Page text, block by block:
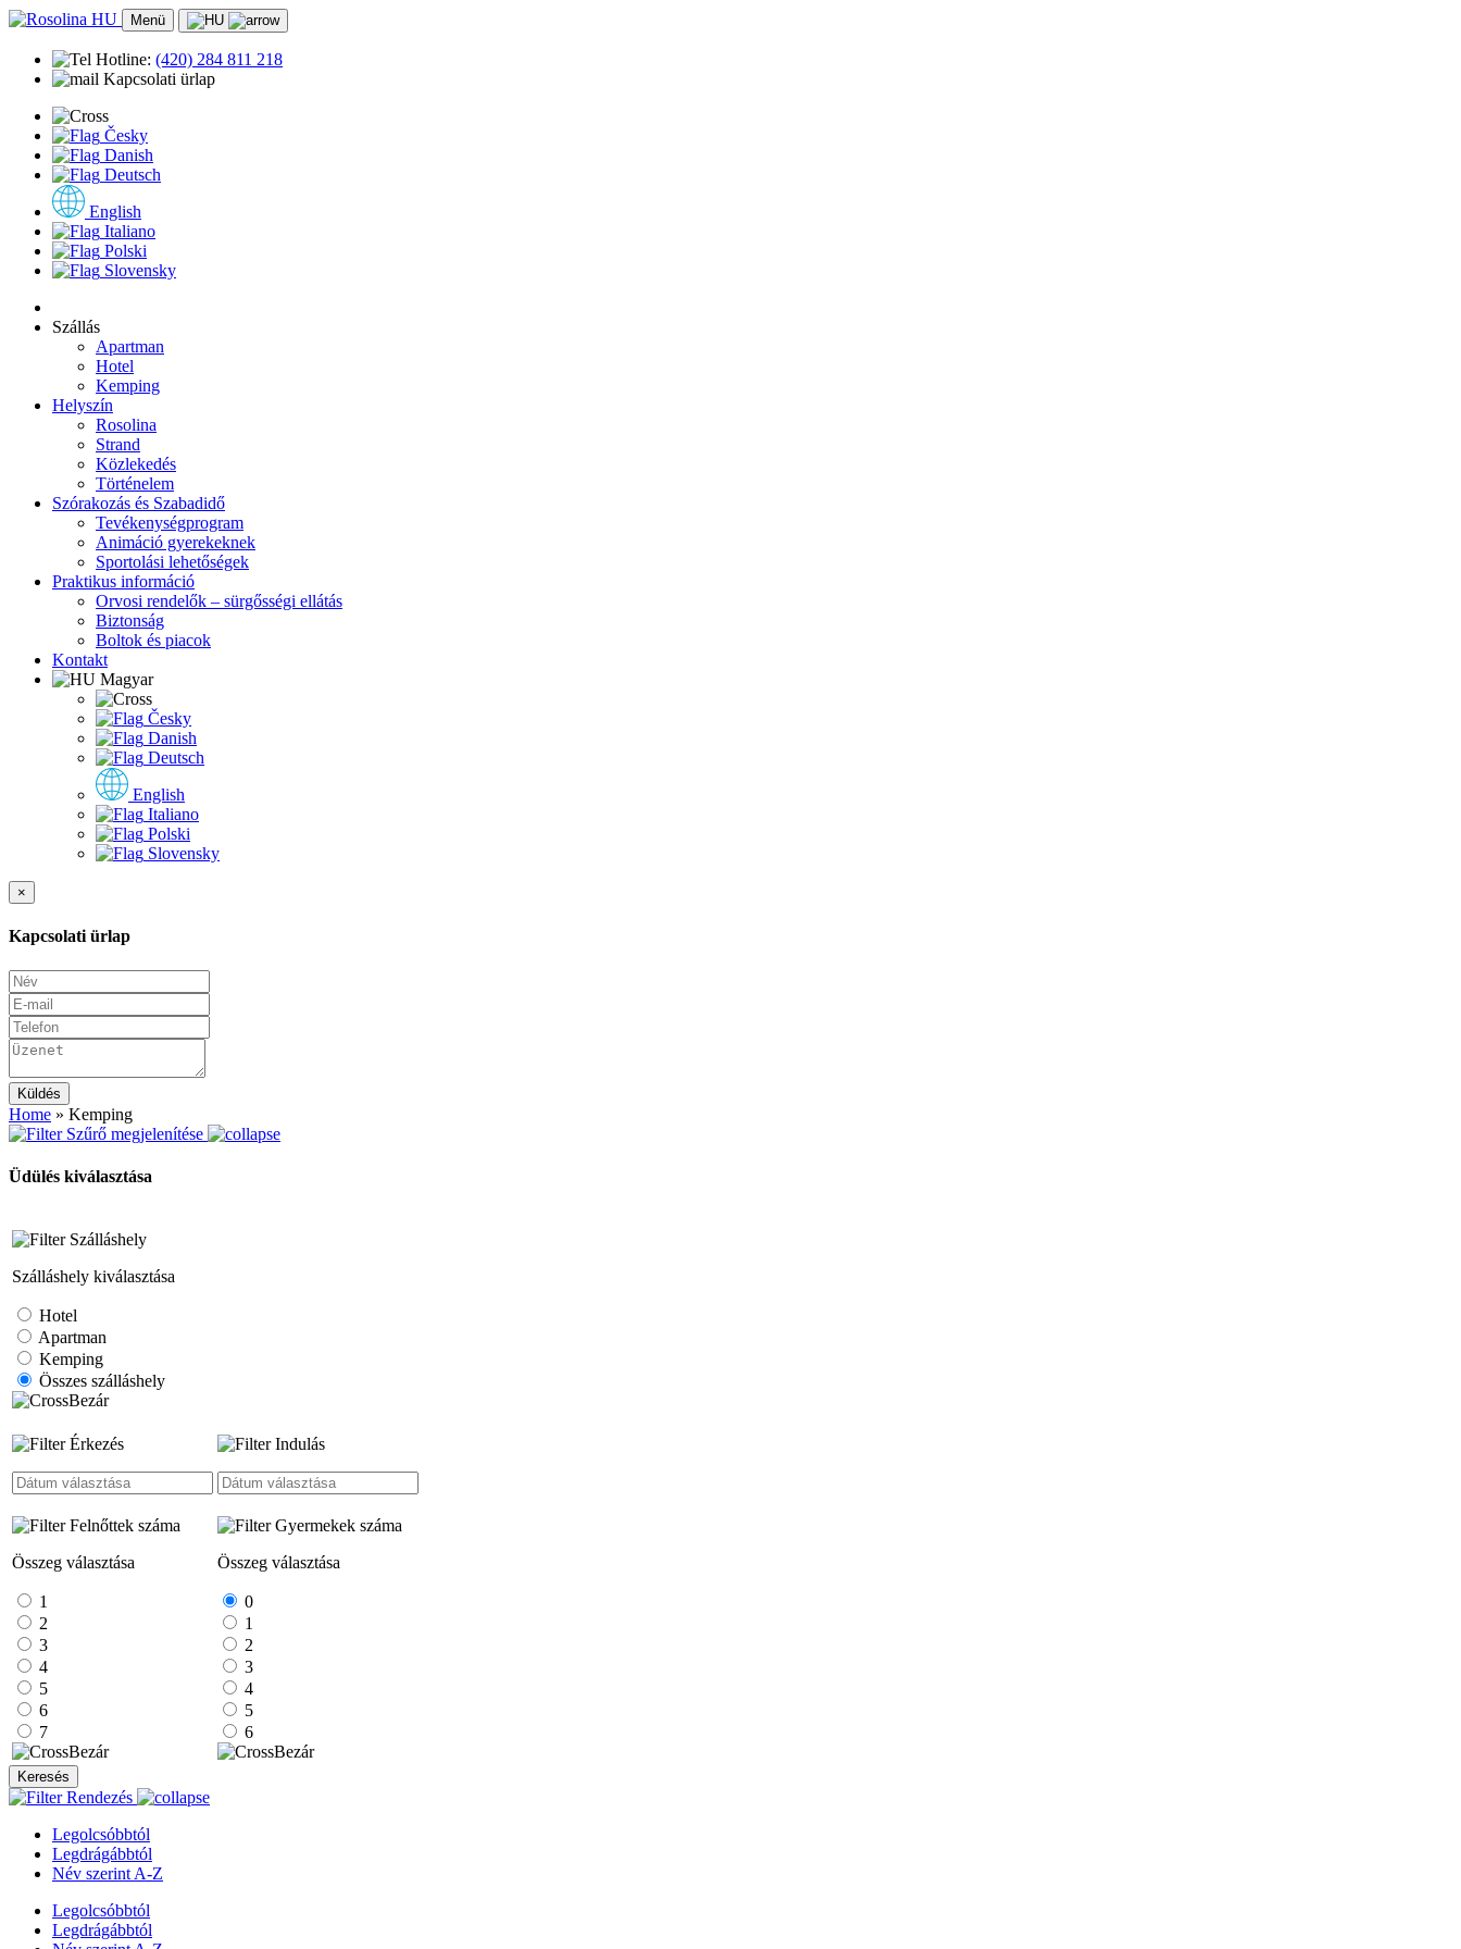
Menü
Hotline: (420) 284 811 218
Kapcsolati ürlap
Česky
Danish
Deutsch
English
Italiano
Polski
Slovensky
Szállás
Apartman
Hotel
Kemping
Helyszín
Rosolina
Strand
Közlekedés
Történelem
Szórakozás és Szabadidő
Tevékenységprogram
Animáció gyerekeknek
Sportolási lehetőségek
Praktikus információ
Orvosi rendelők – sürgősségi ellátás
Biztonság
Boltok és piacok
Kontakt
Magyar
Česky
Danish
Deutsch
English
Italiano
Polski
Slovensky
×
Kapcsolati ürlap
Küldés
Home » Kemping
Szűrő megjelenítése
Üdülés kiválasztása
Szálláshely
Szálláshely kiválasztása
Hotel
Apartman
Kemping
Összes szálláshely
Bezár
Érkezés Indulás
Felnőttek száma
Összeg választása
1
2
3
4
5
6
7
Bezár
Gyermekek száma
Összeg választása
0
1
2
3
4
5
6
Bezár
Keresés
Rendezés
Legolcsóbbtól
Legdrágábbtól
Név szerint A-Z
Legolcsóbbtól
Legdrágábbtól